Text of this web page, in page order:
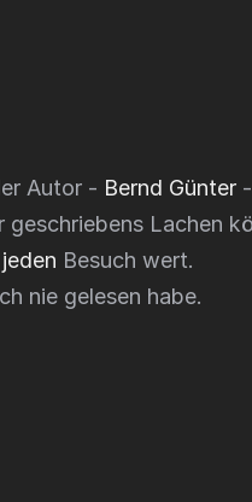
Autor - Bernd Günter
Lachen
jeden Besuch wert.
nie gelesen habe.